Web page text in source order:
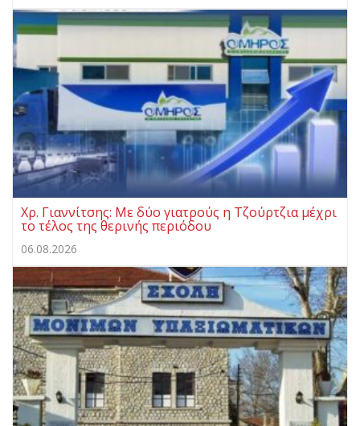
Χρ. Γιαννίτσης: Με δύο γιατρούς η Τζούρτζια μέχρι
το τέλος της θερινής περιόδου
06.08.2026